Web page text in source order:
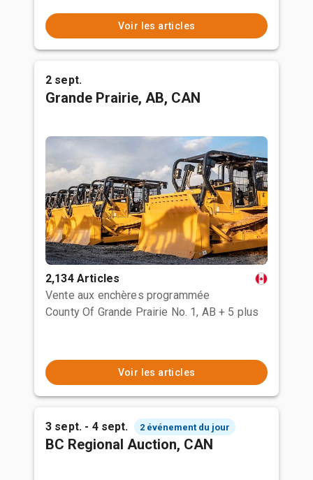
Voir les articles
2 sept.
Grande Prairie, AB, CAN
2,134 Articles
Vente aux enchères programmée
County Of Grande Prairie No. 1, AB + 5 plus
Voir les articles
3 sept. - 4 sept. 2 événement du jour
BC Regional Auction, CAN